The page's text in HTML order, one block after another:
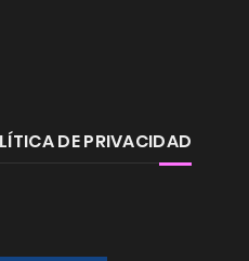
DE PRIVACIDAD